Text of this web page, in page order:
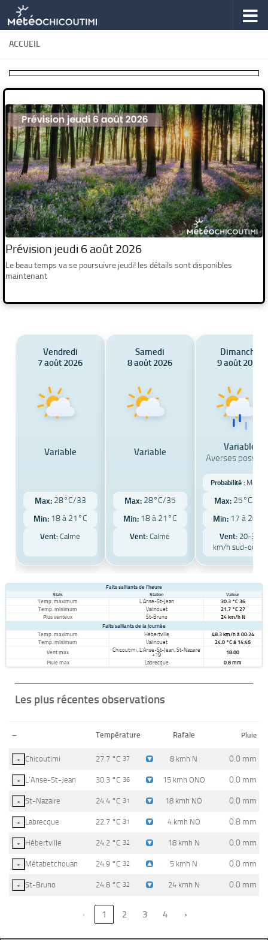
Skip to content
ACCUEIL
Prévision jeudi 6 août 2026
Le beau temps va se poursuivre jeudi! les détails sont disponibles
maintenant
Vendredi
7 août 2026
Variable
Max: 28°C/33
Min: 18 à 21°C
Vent: Calme
Samedi
8 août 2026
Variable
Max: 28°C/35
Min: 18 à 21°C
Vent: Calme
Dimanche
9 août 2026
Variable
Averses
Probabilité : Modéré
Max: 25°C/30
Min: 17 à 20°C
Vent: 20-30
km/h sud-ouest
Faits saillants de l’heure
Stats Station Valeur
Temp. maximum L’Anse-St-Jean
30.3 °C 36
Temp. minimum
Valinouet
21.7 °C 27
Plus venteux
St-Bruno
24 km/h N
Faits saillants de la journée
Temp. maximum
Hébertville
48.3 km/h à 00:24
Temp. minimum
Valinouet
24.0 °C à 14:46
Vent max
Chicoutimi, L’Anse-St-Jean, St-Nazaire
+19
18:00
Pluie max
Labrecque 0.8 mm
Les plus récentes observations
– Température Rafale Pluie
+ Chicoutimi 27.7 °C 37 8 kmh N 0.0 mm
+ L’Anse-St-Jean 30.3 °C 36 15 kmh ONO 0.0 mm
+ St-Nazaire 24.4 °C 31 18 kmh NO 0.0 mm
+ Labrecque 22.7 °C 31 4 kmh NO 0.8 mm
+ Hébertville 24.2 °C 32 18 kmh N 0.0 mm
+ Métabetchouan 24.9 °C 32 5 kmh N 0.0 mm
+ St-Bruno 24.8 °C 32 24 kmh N 0.0 mm
‹ 1 2 3 4 ›